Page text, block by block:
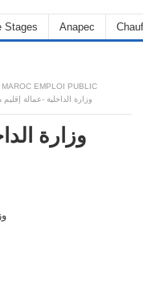
Stages Anapec
EMPLOI PUBLIC
وزارة الداخلية -عمالة إقليم مديونة- :